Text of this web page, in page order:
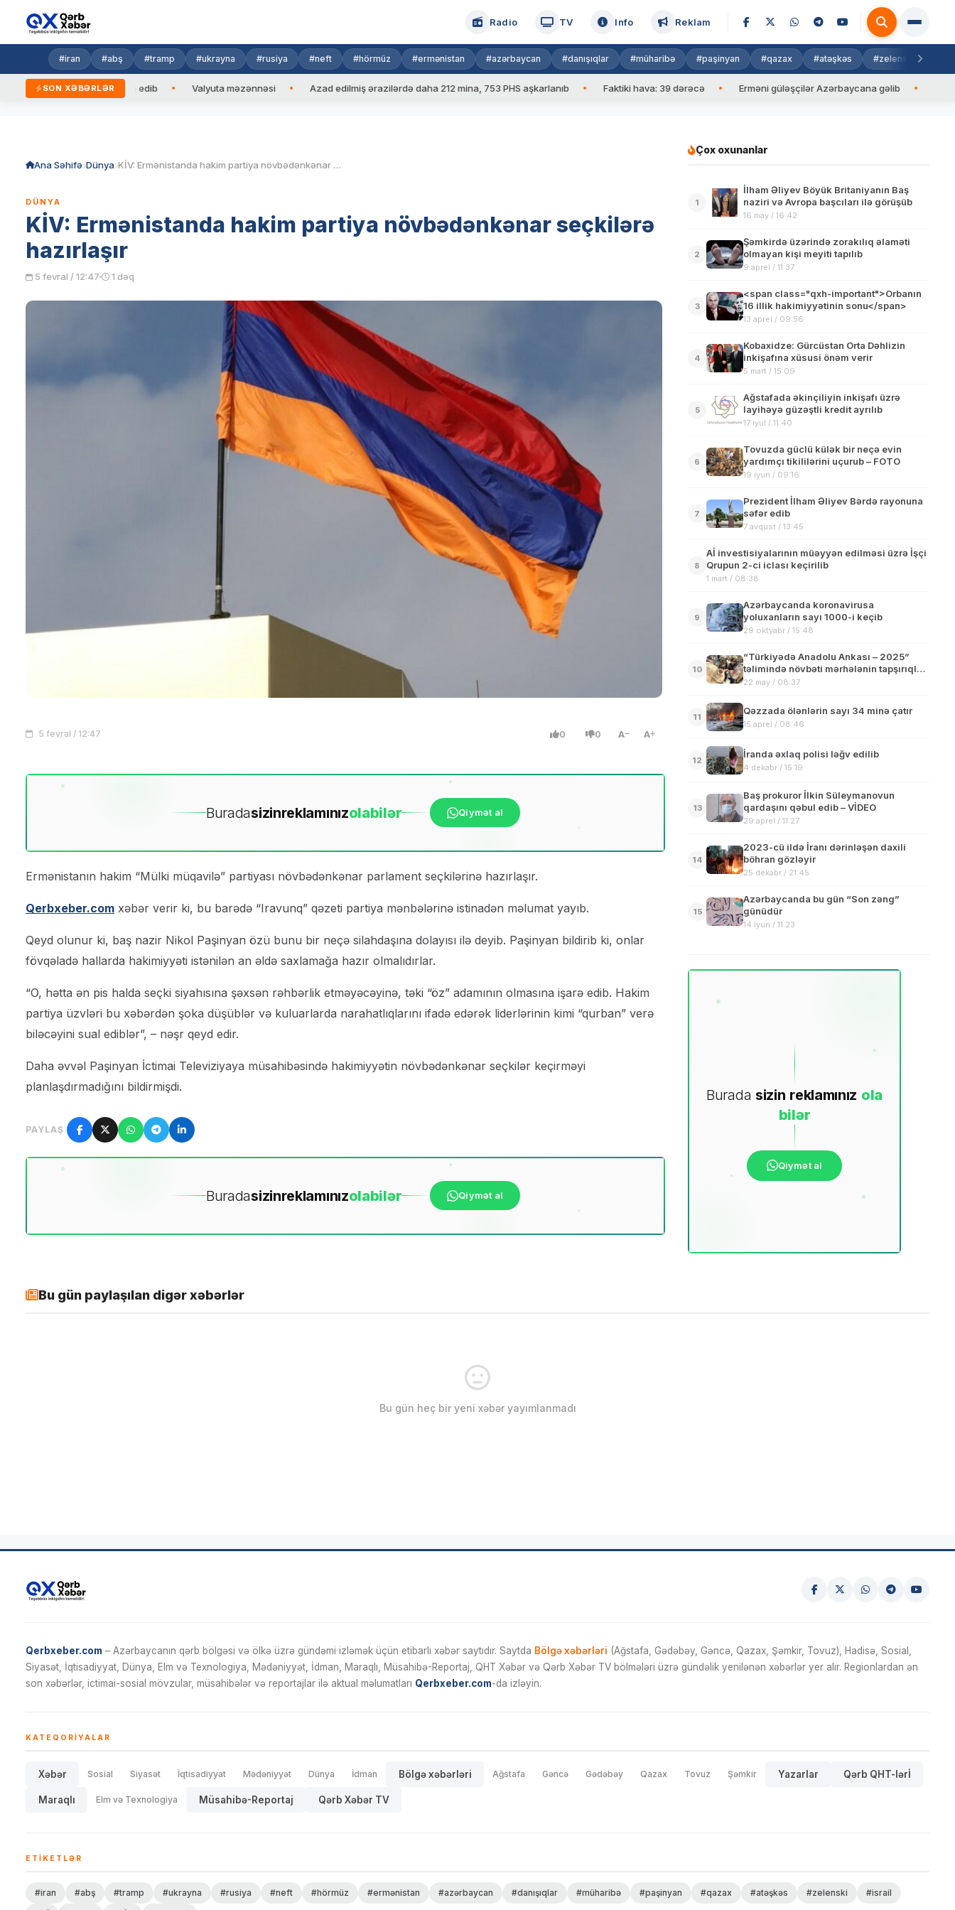
Radio TV Info Reklam
#iran #abş #tramp #ukrayna #rusiya #neft #hörmüz #ermənistan #azərbaycan #danışıqlar #müharibə #paşinyan #qazax #atəşkəs #zelenski
SON XƏBƏRLƏR
Prezidentinə zəng edib Valyuta məzənnəsi Azad edilmiş ərazilərdə daha 212 mina, 753 PHS aşkarlanıb Faktiki hava: 39 dərəcə Erməni güləşçilər Azərbaycana gəlib İlham
Ana Səhifə Dünya KİV: Ermənistanda hakim partiya növbədənkənar seçkilərə hazırlaşır
DÜNYA
KİV: Ermənistanda hakim partiya növbədənkənar seçkilərə
hazırlaşır
5 fevral / 12:47 1 dəq
5 fevral / 12:47 0 0 A A
Buradasizinreklamınızolabilər Qiymət al
Ermənistanın hakim “Mülki müqavilə” partiyası növbədənkənar parlament seçkilərinə hazırlaşır.
Qerbxeber.com xəbər verir ki, bu barədə “Iravunq” qəzeti partiya mənbələrinə istinadən məlumat yayıb.
Qeyd olunur ki, baş nazir Nikol Paşinyan özü bunu bir neçə silahdaşına dolayısı ilə deyib. Paşinyan bildirib ki, onlar
fövqəladə hallarda hakimiyyəti istənilən an əldə saxlamağa hazır olmalıdırlar.
“O, hətta ən pis halda seçki siyahısına şəxsən rəhbərlik etməyəcəyinə, təki “öz” adamının olmasına işarə edib. Hakim
partiya üzvləri bu xəbərdən şoka düşüblər və kuluarlarda narahatlıqlarını ifadə edərək liderlərinin kimi “qurban” verə
biləcəyini sual ediblər”, – nəşr qeyd edir.
Daha əvvəl Paşinyan İctimai Televiziyaya müsahibəsində hakimiyyətin növbədənkənar seçkilər keçirməyi
planlaşdırmadığını bildirmişdi.
PAYLAŞ
Buradasizinreklamınızolabilər Qiymət al
Çox oxunanlar
1
İlham Əliyev Böyük Britaniyanın Baş
naziri və Avropa başcıları ilə görüşüb
16 may / 16:42
2
Şəmkirdə üzərində zorakılıq əlaməti
olmayan kişi meyiti tapılıb
9 aprel / 11:37
3
<span class="qxh-important">Orbanın
16 illik hakimiyyətinin sonu</span>
13 aprel / 09:56
4
Kobaxidze: Gürcüstan Orta Dəhlizin
inkişafına xüsusi önəm verir
5 mart / 15:09
5
Ağstafada əkinçiliyin inkişafı üzrə
layihəyə güzəştli kredit ayrılıb
17 iyul / 11:40
6
Tovuzda güclü külək bir neçə evin
yardımçı tikililərini uçurub – FOTO
19 iyun / 09:16
7
Prezident İlham Əliyev Bərdə rayonuna
səfər edib
7 avqust / 13:45
8
Aİ investisiyalarının müəyyən edilməsi üzrə İşçi
Qrupun 2-ci iclası keçirilib
1 mart / 08:38
9
Azərbaycanda koronavirusa
yoluxanların sayı 1000-i keçib
29 oktyabr / 15:48
10
“Türkiyədə Anadolu Ankası – 2025”
təlimində növbəti mərhələnin tapşırıqları
icra olunub – VİDEO
22 may / 08:37
11
Qəzzada ölənlərin sayı 34 minə çatır
15 aprel / 08:46
12
İranda əxlaq polisi ləğv edilib
4 dekabr / 15:19
13
Baş prokuror İlkin Süleymanovun
qardaşını qəbul edib – VİDEO
29 aprel / 11:27
14
2023-cü ildə İranı dərinləşən daxili
böhran gözləyir
25 dekabr / 21:45
15
Azərbaycanda bu gün “Son zəng”
günüdür
14 iyun / 11:23
Burada sizin reklamınız ola
bilər
Qiymət al
Bu gün paylaşılan digər xəbərlər
Bu gün heç bir yeni xəbər yayımlanmadı
Qerbxeber.com – Azərbaycanın qərb bölgəsi və ölkə üzrə gündəmi izləmək üçün etibarlı xəbər saytıdır. Saytda Bölgə xəbərləri (Ağstafa, Gədəbəy, Gəncə, Qazax, Şəmkir, Tovuz), Hadisə, Sosial,
Siyasət, İqtisadiyyat, Dünya, Elm və Texnologiya, Mədəniyyət, İdman, Maraqlı, Müsahibə-Reportaj, QHT Xəbər və Qərb Xəbər TV bölmələri üzrə gündəlik yenilənən xəbərlər yer alır. Regionlardan ən
son xəbərlər, ictimai-sosial mövzular, müsahibələr və reportajlar ilə aktual məlumatları Qerbxeber.com-da izləyin.
KATEQORIYALAR
Xəbər Sosial Siyasət İqtisadiyyat Mədəniyyət Dünya İdman Bölgə xəbərləri Ağstafa Gəncə Gədəbəy Qazax Tovuz Şəmkir Yazarlar Qərb QHT-lərİ
Maraqlı Elm və Texnologiya Müsahibə-Reportaj Qərb Xəbər TV
ETIKETLƏR
#iran #abş #tramp #ukrayna #rusiya #neft #hörmüz #ermənistan #azərbaycan #danışıqlar #müharibə #paşinyan #qazax #atəşkəs #zelenski
#israil